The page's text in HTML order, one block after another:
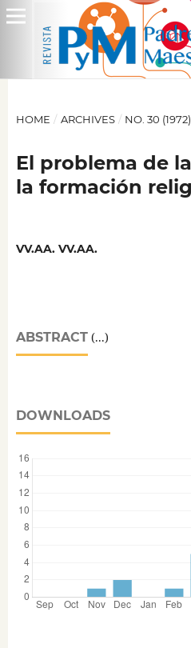
HOME / ARCHIVES / NO. 30
El problema de
la formación
VV.AA. VV.AA.
ABSTRACT(...)
DOWNLOADS